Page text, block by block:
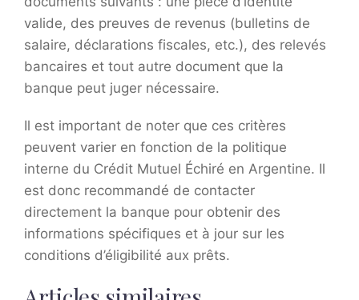
valide, des preuves de revenus (bulletins de
salaire, déclarations fiscales, etc.), des relevés
bancaires et tout autre document que la
banque peut juger nécessaire.
Il est important de noter que ces critères
peuvent varier en fonction de la politique
interne du Crédit Mutuel Échiré en Argentine. Il
est donc recommandé de contacter
directement la banque pour obtenir des
informations spécifiques et à jour sur les
conditions d’éligibilité aux prêts.